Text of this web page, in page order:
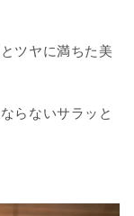
ツヤに満ちた美
らないサラッと